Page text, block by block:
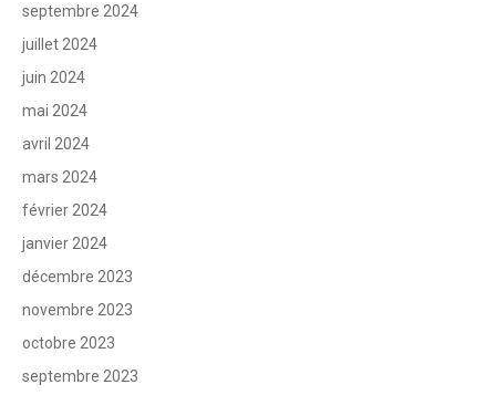
septembre 2024
juillet 2024
juin 2024
mai 2024
avril 2024
mars 2024
février 2024
janvier 2024
décembre 2023
novembre 2023
octobre 2023
septembre 2023